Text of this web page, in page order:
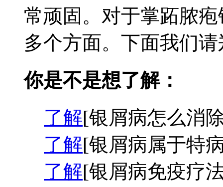
常顽固。对于掌跖脓
多个方面。下面我们
你是不是想了解：
了解[银屑病怎么消
了解[银屑病属于特
了解[银屑病免疫疗